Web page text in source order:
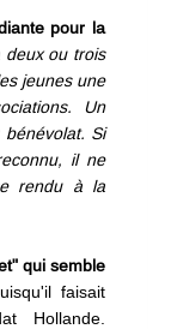
pour la
deux ou trois
jeunes une
Un
Si
il ne
rendu à la
qui semble
faisait
Hollande.